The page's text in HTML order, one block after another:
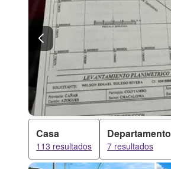
Casa
113 resultados
Departamento
7 resultados